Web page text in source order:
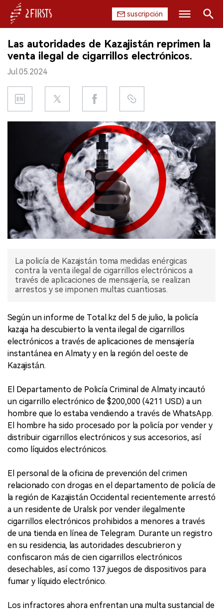
suscripción
INICIO
EMPRESA
PRODUCTO
REGULACIÓN
DATOS
EXPOSICIÓN
ENTREVISTA
Buscar
Las autoridades de Kazajistán reprimen la
venta ilegal de cigarrillos electrónicos.
Jul.05.2024
La policía de Kazajstán toma medidas enérgicas
contra la venta ilegal de cigarrillos electrónicos a
través de aplicaciones de mensajería, se realizan
arrestos y se imponen multas cuantiosas.
Según un informe de Total.kz del 5 de julio, la policía
kazaja ha descubierto la venta ilegal de cigarrillos
electrónicos a través de aplicaciones de mensajería
instantánea en Almaty y en la región del oeste de
Kazajistán.
El Departamento de Policía Criminal de Almaty incautó
un cigarrillo electrónico de $200,000 (4211 USD) a un
hombre que lo estaba vendiendo a través de WhatsApp.
El hombre ha sido procesado por la policía por vender y
distribuir cigarrillos electrónicos y sus accesorios, así
como líquidos electrónicos.
El personal de la oficina de prevención del crimen
relacionado con drogas en el departamento de policía de
la región de Kazajistán Occidental recientemente arrestó
a un residente de Uralsk por vender ilegalmente
cigarrillos electrónicos prohibidos a menores a través
de una tienda en línea de Telegram. Durante un registro
en su residencia, las autoridades descubrieron y
confiscaron más de cien cigarrillos electrónicos
desechables, así como 137 juegos de dispositivos para
fumar y líquido electrónico.
Los infractores ahora enfrentan una multa sustancial de